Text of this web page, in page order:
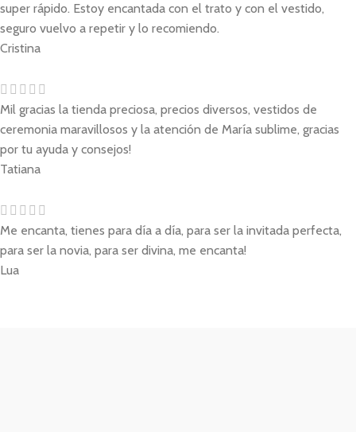
super rápido. Estoy encantada con el trato y con el vestido,
seguro vuelvo a repetir y lo recomiendo.
Cristina
Mil gracias la tienda preciosa, precios diversos, vestidos de
ceremonia maravillosos y la atención de María sublime, gracias
por tu ayuda y consejos!
Tatiana
Me encanta, tienes para día a día, para ser la invitada perfecta,
para ser la novia, para ser divina, me encanta!
Lua